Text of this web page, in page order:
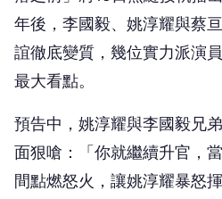
年後，李國毅、姚淳耀與蔡
誼徹底變質，幾位實力派演
最大看點。
預告中，姚淳耀與李國毅兄
面狠嗆：「你就繼續升官，
間點燃怒火，讓姚淳耀暴怒